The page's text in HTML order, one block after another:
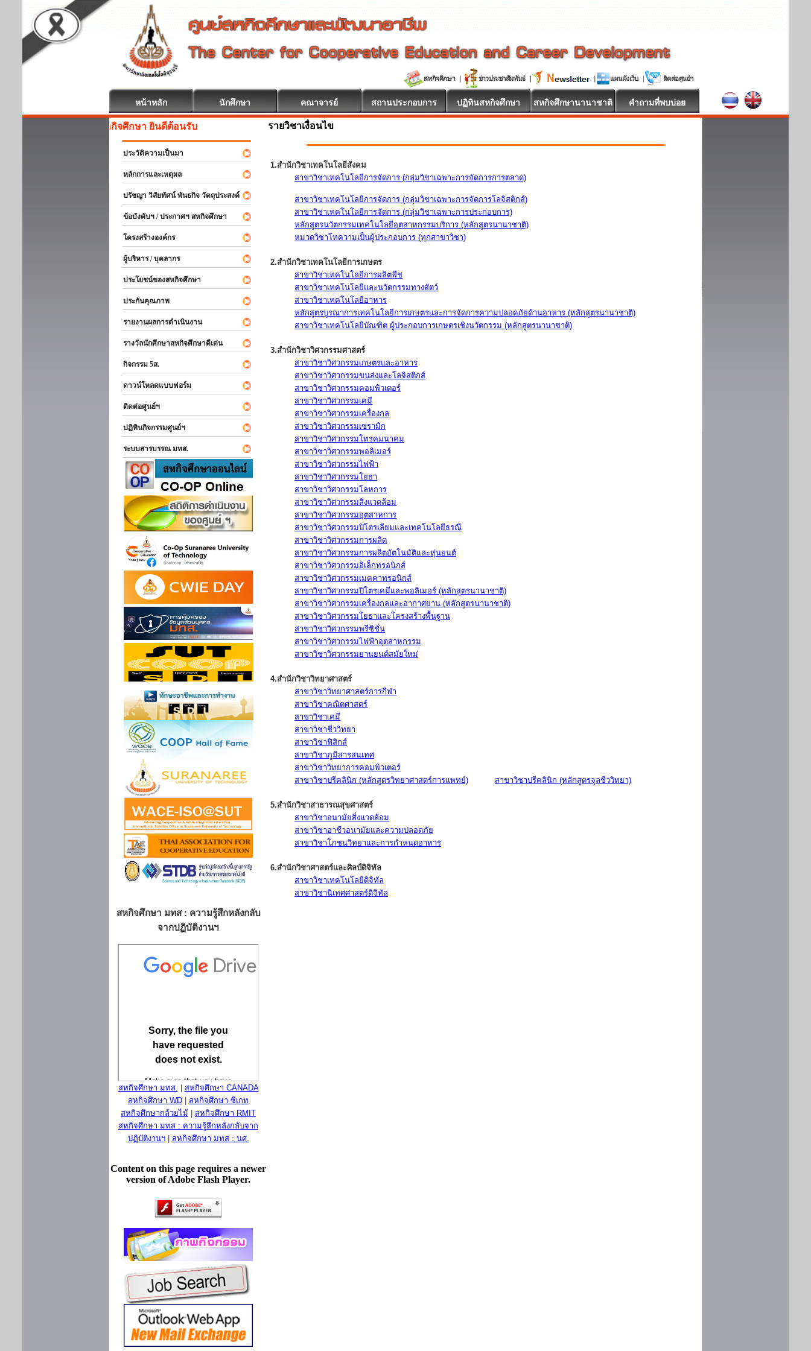
หน้าหลัก นักศึกษา คณาจารย์ สถานประกอบการ ปฏิทินสหกิจศึกษา สหกิจศึกษานานาชาติ คำถามที่พบบ่อย
สหกิจศึกษา ยินดีต้อนรับ
ประวัติความเป็นมา
หลักการและเหตุผล
ปรัชญา วิสัยทัศน์ พันธกิจ วัตถุประสงค์
ข้อบังคับฯ / ประกาศฯ สหกิจศึกษา
โครงสร้างองค์กร
ผู้บริหาร / บุคลากร
ประโยชน์ของสหกิจศึกษา
ประกันคุณภาพ
รายงานผลการดำเนินงาน
รางวัลนักศึกษาสหกิจศึกษาดีเด่น
กิจกรรม 5ส.
ดาวน์โหลดแบบฟอร์ม
ติดต่อศูนย์ฯ
ปฏิทินกิจกรรมศูนย์ฯ
ระบบสารบรรณ มทส.
สหกิจศึกษา มทส : ความรู้สึกหลังกลับ
จากปฏิบัติงานฯ
สหกิจศึกษา มทส.
สหกิจศึกษา CANADA
สหกิจศึกษา WD
สหกิจศึกษา ซีเกท
สหกิจศึกษากล้วยไม้
สหกิจศึกษา RMIT
สหกิจศึกษา มทส : ความรู้สึกหลังกลับจาก
ปฏิบัติงานฯ| สหกิจศึกษา มทส : นศ.
Content on this page requires a newer
version of Adobe Flash Player.
รายวิชาเงื่อนไข
1.สำนักวิชาเทคโนโลยีสังคม
สาขาวิชาเทคโนโลยีการจัดการ (กลุ่มวิชาเฉพาะการจัดการการตลาด)
สาขาวิชาเทคโนโลยีการจัดการ (กลุ่มวิชาเฉพาะการจัดการโลจิสติกส์)
สาขาวิชาเทคโนโลยีการจัดการ (กลุ่มวิชาเฉพาะการประกอบการ)
หลักสูตรนวัตกรรมเทคโนโลยีอุตสาหกรรมบริการ (หลักสูตรนานาชาติ)
หมวดวิชาโทความเป็นผู้ประกอบการ (ทุกสาขาวิชา)
2.สำนักวิชาเทคโนโลยีการเกษตร
สาขาวิชาเทคโนโลยีการผลิตพืช
สาขาวิชาเทคโนโลยีและนวัตกรรมทางสัตว์
สาขาวิชาเทคโนโลยีอาหาร
หลักสูตรบูรณาการเทคโนโลยีการเกษตรและการจัดการความปลอดภัยด้านอาหาร (หลักสูตรนานาชาติ)
สาขาวิชาเทคโนโลยีบัณฑิต ผู้ประกอบการเกษตรเชิงนวัตกรรม (หลักสูตรนานาชาติ)
3.สำนักวิชาวิศวกรรมศาสตร์
สาขาวิชาวิศวกรรมเกษตรและอาหาร
สาขาวิชาวิศวกรรมขนส่งและโลจิสติกส์
สาขาวิชาวิศวกรรมคอมพิวเตอร์
สาขาวิชาวิศวกรรมเคมี
สาขาวิชาวิศวกรรมเครื่องกล
สาขาวิชาวิศวกรรมเซรามิก
สาขาวิชาวิศวกรรมโทรคมนาคม
สาขาวิชาวิศวกรรมพอลิเมอร์
สาขาวิชาวิศวกรรมไฟฟ้า
สาขาวิชาวิศวกรรมโยธา
สาขาวิชาวิศวกรรมโลหการ
สาขาวิชาวิศวกรรมสิ่งแวดล้อม
สาขาวิชาวิศวกรรมอุตสาหการ
สาขาวิชาวิศวกรรมปิโตรเลียมและเทคโนโลยีธรณี
สาขาวิชาวิศวกรรมการผลิต
สาขาวิชาวิศวกรรมการผลิตอัตโนมัติและหุ่นยนต์
สาขาวิชาวิศวกรรมอิเล็กทรอนิกส์
สาขาวิชาวิศวกรรมเมคคาทรอนิกส์
สาขาวิชาวิศวกรรมปิโตรเคมีและพอลิเมอร์ (หลักสูตรนานาชาติ)
สาขาวิชาวิศวกรรมเครื่องกลและอากาศยาน (หลักสูตรนานาชาติ)
สาขาวิชาวิศวกรรมโยธาและโครงสร้างพื้นฐาน
สาขาวิชาวิศวกรรมพรีซิชั่น
สาขาวิชาวิศวกรรมไฟฟ้าอุตสาหกรรม
สาขาวิชาวิศวกรรมยานยนต์สมัยใหม่
4.สำนักวิชาวิทยาศาสตร์
สาขาวิชาวิทยาศาสตร์การกีฬา
สาขาวิชาคณิตศาสตร์
สาขาวิชาเคมี
สาขาวิชาชีววิทยา
สาขาวิชาฟิสิกส์
สาขาวิชาภูมิสารสนเทศ
สาขาวิชาวิทยาการคอมพิวเตอร์
สาขาวิชาปรีคลินิก (หลักสูตรวิทยาศาสตร์การแพทย์)
สาขาวิชาปรีคลินิก (หลักสูตรจุลชีววิทยา)
5.สำนักวิชาสาธารณสุขศาสตร์
สาขาวิชาอนามัยสิ่งแวดล้อม
สาขาวิชาอาชีวอนามัยและความปลอดภัย
สาขาวิชาโภชนวิทยาและการกำหนดอาหาร
6.สำนักวิชาศาสตร์และศิลป์ดิจิทัล
สาขาวิชาเทคโนโลยีดิจิทัล
สาขาวิชานิเทศศาสตร์ดิจิทัล